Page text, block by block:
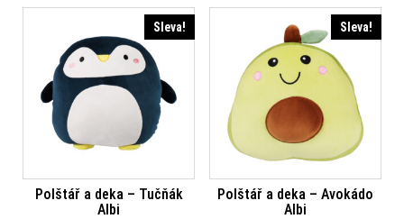
Sleva!
Polštář a deka – Tučňák
Albi
Sleva!
Polštář a deka – Avokádo
Albi